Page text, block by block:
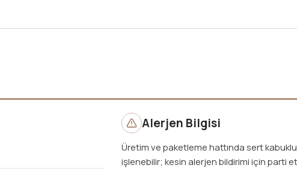
Alerjen Bilgisi
Üretim ve paketleme hattında sert
işlenebilir; kesin alerjen bildirimi için parti